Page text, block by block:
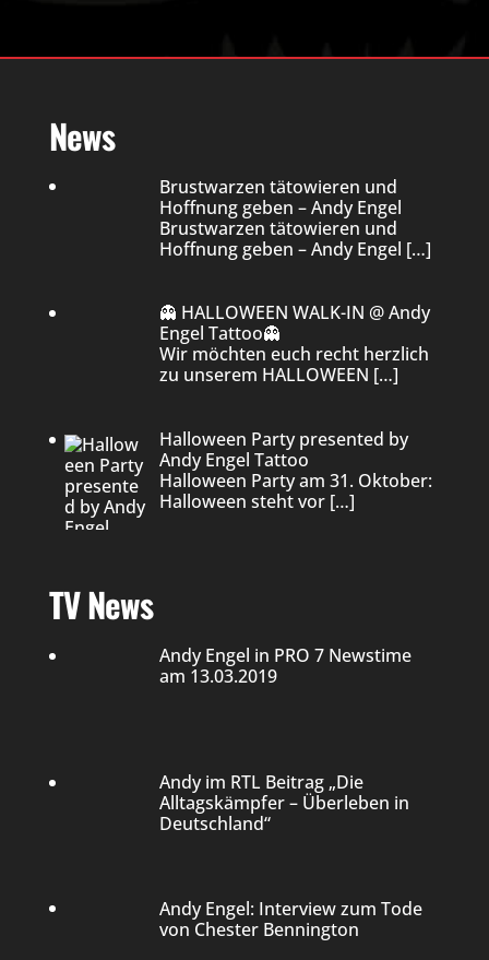
News
Brustwarzen tätowieren und
Hoffnung geben – Andy Engel
Brustwarzen tätowieren und
Hoffnung geben – Andy Engel […]
👻 HALLOWEEN WALK-IN @ Andy
Engel Tattoo👻
Wir möchten euch recht herzlich
zu unserem HALLOWEEN […]
Halloween Party presented by
Andy Engel Tattoo
Halloween Party am 31. Oktober:
Halloween steht vor […]
TV News
Andy Engel in PRO 7 Newstime
am 13.03.2019
Andy im RTL Beitrag „Die
Alltagskämpfer – Überleben in
Deutschland“
Andy Engel: Interview zum Tode
von Chester Bennington